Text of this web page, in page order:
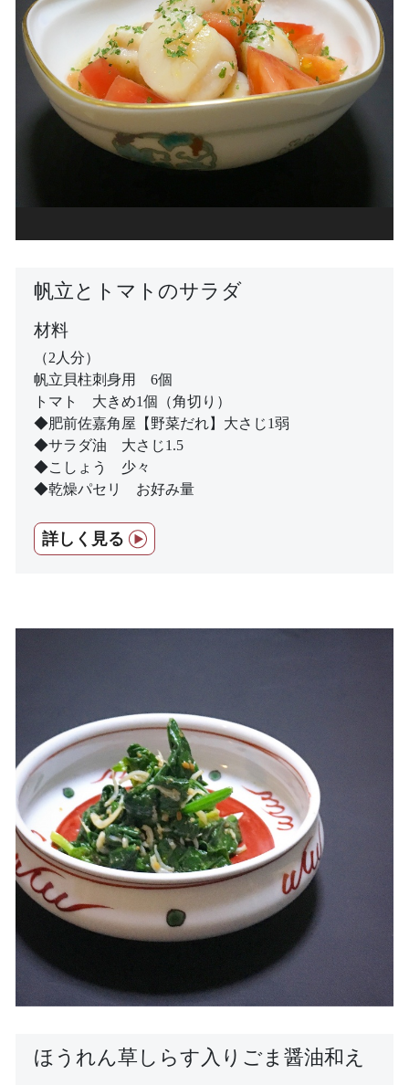
帆立とトマトのサラダ
材料
（2人分）
帆立貝柱刺身用 6個
トマト 大きめ1個（角切り）
◆肥前佐嘉角屋【野菜だれ】大さじ1弱
◆サラダ油 大さじ1.5
◆こしょう 少々
◆乾燥パセリ お好み量
詳しく見る
ほうれん草しらす入りごま醤油和え